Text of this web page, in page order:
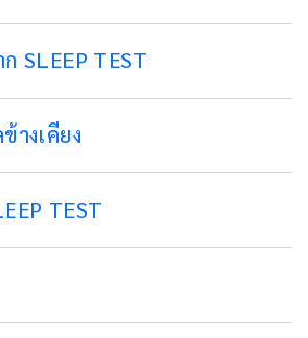
SLEEP TEST
างเคียง
TEST